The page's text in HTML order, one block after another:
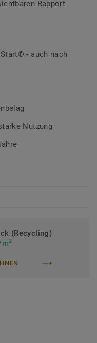
verlegen. Kleine
ausgeglichen, wodurch
eignet.
authentische,
Wohnräume.
und zu 100%
phthalatfrei und
auf, geprüft nach
0,70 mm
Vinyl.
Rapport
- auch nach
Nutzung
(Recycling)
2